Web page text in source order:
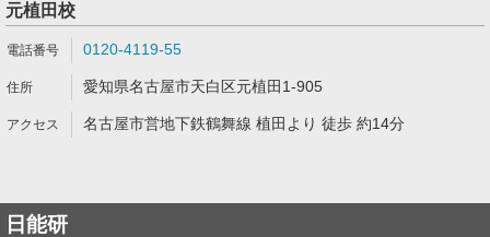
元植田校
0120-4119-55
愛知県名古屋市天白区元植田1-905
名古屋市営地下鉄鶴舞線 植田より 徒歩 約14分
日能研